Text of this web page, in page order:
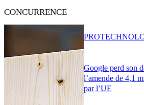
CONCURRENCE
Google perd son
l’amende de 4,1
par l’UE
PRO